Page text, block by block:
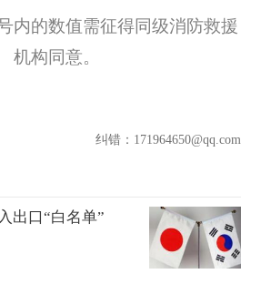
内的数值需征得同级消防救援
机构同意。
纠错：171964650@qq.com
出口“白名单”